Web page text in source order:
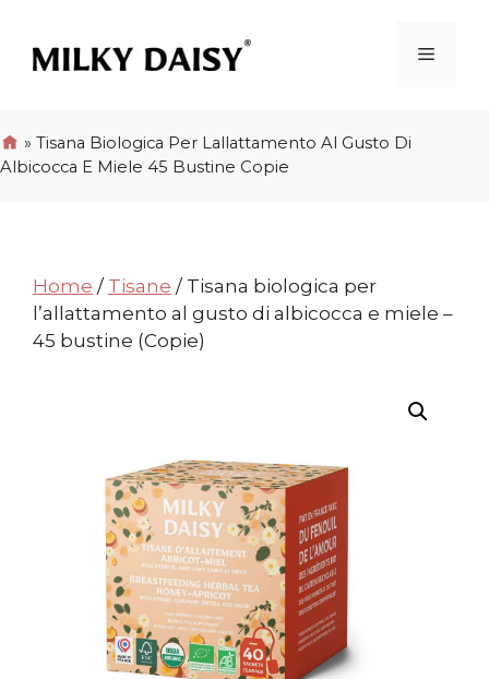
contenuto
Menu
» Tisana Biologica Per Lallattamento Al Gusto Di
Albicocca E Miele 45 Bustine Copie
Home / Tisane / Tisana biologica per
l’allattamento al gusto di albicocca e miele –
45 bustine (Copie)